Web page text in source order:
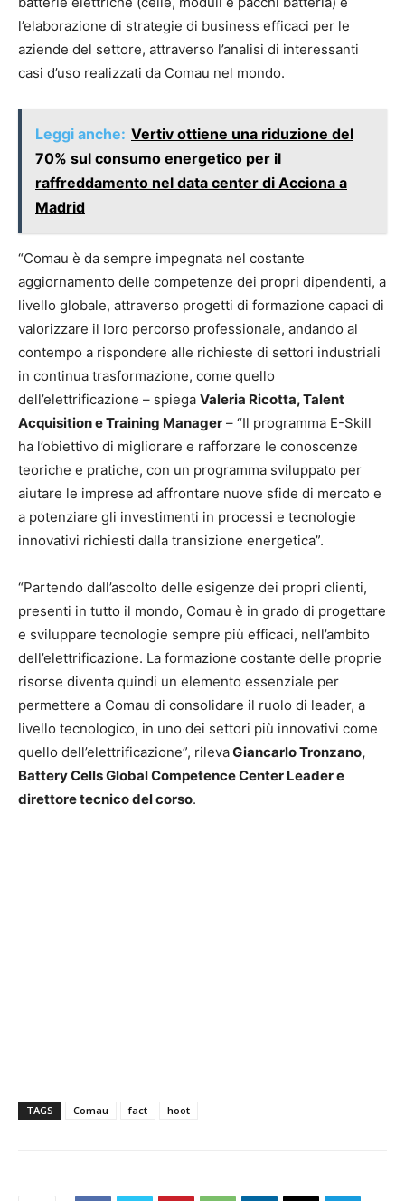
l’elaborazione di strategie di business efficaci per le
aziende del settore, attraverso l’analisi di interessanti
casi d’uso realizzati da Comau nel mondo.
Leggi anche: Vertiv ottiene una riduzione del
70% sul consumo energetico per il
raffreddamento nel data center di Acciona a
Madrid
“Comau è da sempre impegnata nel costante
aggiornamento delle competenze dei propri dipendenti, a
livello globale, attraverso progetti di formazione capaci di
valorizzare il loro percorso professionale, andando al
contempo a rispondere alle richieste di settori industriali
in continua trasformazione, come quello
dell’elettrificazione – spiega Valeria Ricotta, Talent
Acquisition e Training Manager – “Il programma E-Skill
ha l’obiettivo di migliorare e rafforzare le conoscenze
teoriche e pratiche, con un programma sviluppato per
aiutare le imprese ad affrontare nuove sfide di mercato e
a potenziare gli investimenti in processi e tecnologie
innovativi richiesti dalla transizione energetica”.
“Partendo dall’ascolto delle esigenze dei propri clienti,
presenti in tutto il mondo, Comau è in grado di progettare
e sviluppare tecnologie sempre più efficaci, nell’ambito
dell’elettrificazione. La formazione costante delle proprie
risorse diventa quindi un elemento essenziale per
permettere a Comau di consolidare il ruolo di leader, a
livello tecnologico, in uno dei settori più innovativi come
quello dell’elettrificazione”, rilevaGiancarlo Tronzano,
Battery Cells Global Competence Center Leader e
direttore tecnico del corso.
TAGS Comau fact hoot